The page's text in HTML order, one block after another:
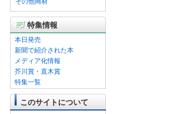
特集情報
本日発売
新聞で紹介された本
メディア化情報
芥川賞・直木賞
特集一覧
このサイトについて